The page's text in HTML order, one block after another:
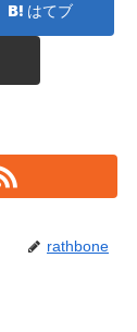
はてブ
rathbone